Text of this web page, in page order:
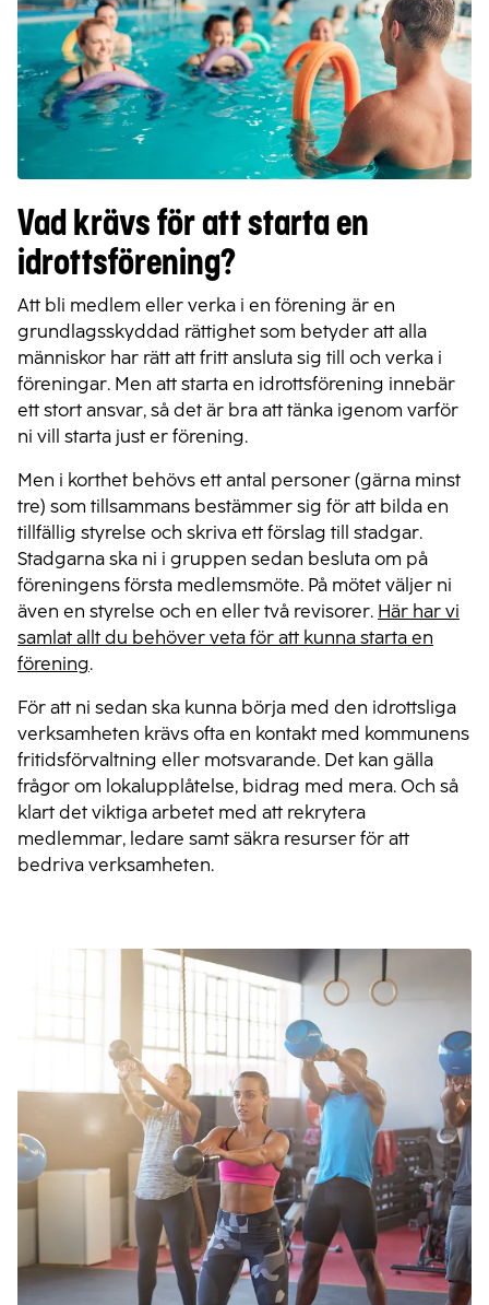
Vad krävs för att starta en
idrottsförening?
Att bli medlem eller verka i en förening är en
grundlagsskyddad rättighet som betyder att alla
människor har rätt att fritt ansluta sig till och verka i
föreningar. Men att starta en idrottsförening innebär
ett stort ansvar, så det är bra att tänka igenom varför
ni vill starta just er förening.
Men i korthet behövs ett antal personer (gärna minst
tre) som tillsammans bestämmer sig för att bilda en
tillfällig styrelse och skriva ett förslag till stadgar.
Stadgarna ska ni i gruppen sedan besluta om på
föreningens första medlemsmöte. På mötet väljer ni
även en styrelse och en eller två revisorer. Här har vi
samlat allt du behöver veta för att kunna starta en
förening.
För att ni sedan ska kunna börja med den idrottsliga
verksamheten krävs ofta en kontakt med kommunens
fritidsförvaltning eller motsvarande. Det kan gälla
frågor om lokalupplåtelse, bidrag med mera. Och så
klart det viktiga arbetet med att rekrytera
medlemmar, ledare samt säkra resurser för att
bedriva verksamheten.